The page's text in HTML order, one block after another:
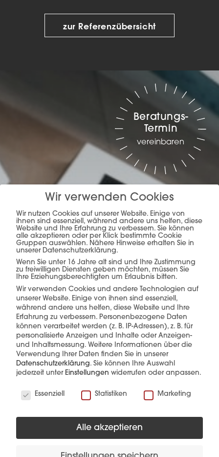
zur Referenzübersicht
Planung, Produktion &
Verkauf –alles aus
einer Hand.
mehr erfahren
Beratungs-
Termin
vereinbaren
Diese Produkte könnten Sie auch
interessieren
Wir verwenden Cookies
Wir nutzen Cookies auf unserer Website. Einige von
ihnen sind essenziell, während andere uns helfen, diese
Website und Ihre Erfahrung zu verbessern. Sie können
alle akzeptieren oder per Klick bestimmte Cookie
Gruppen auswählen. Nähere Hinweise erhalten Sie in
unserer Datenschutzerklärung.
Wenn Sie unter 16 Jahre alt sind und Ihre Zustimmung
zu freiwilligen Diensten geben möchten, müssen Sie
Ihre Erziehungsberechtigten um Erlaubnis bitten.
Wir verwenden Cookies und andere Technologien auf
unserer Website. Einige von ihnen sind essenziell,
während andere uns helfen, diese Website und Ihre
Erfahrung zu verbessern. Personenbezogene Daten
können verarbeitet werden (z. B. IP-Adressen), z. B. für
personalisierte Anzeigen und Inhalte oder Anzeigen-
und Inhaltsmessung. Weitere Informationen über die
Verwendung Ihrer Daten finden Sie in unserer
Datenschutzerklärung. Sie können Ihre Auswahl
jederzeit unter Einstellungen widerrufen oder anpassen.
Essenziell
Statistiken Marketing
Alle akzeptieren